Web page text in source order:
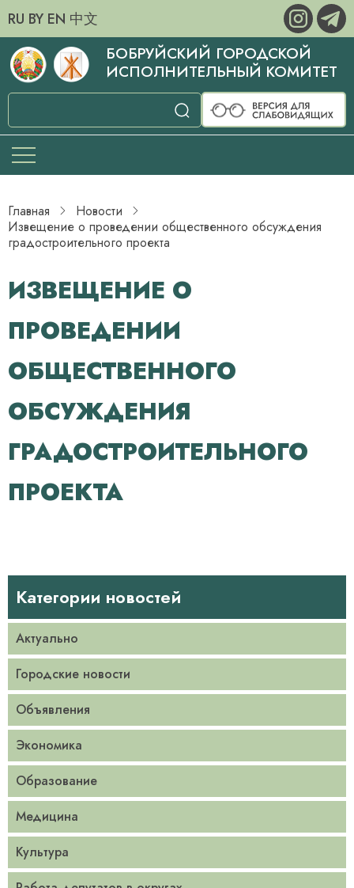
RU BY EN 中文
БОБРУЙСКИЙ ГОРОДСКОЙ
ИСПОЛНИТЕЛЬНЫЙ КОМИТЕТ
Главная
Новости
Извещение о проведении общественного обсуждения
градостроительного проекта
ИЗВЕЩЕНИЕ О
ПРОВЕДЕНИИ
ОБЩЕСТВЕННОГО
ОБСУЖДЕНИЯ
ГРАДОСТРОИТЕЛЬНОГО
ПРОЕКТА
Категории новостей
Актуально
Городские новости
Объявления
Экономика
Образование
Медицина
Культура